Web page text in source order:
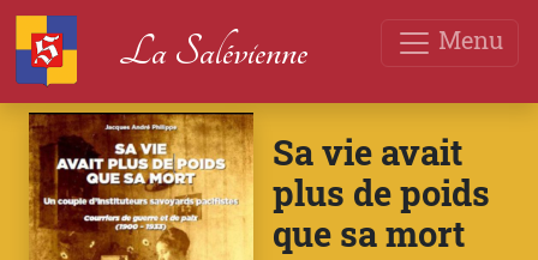
Menu
La Salévienne
Sa vie avait
plus de poids
que sa mort